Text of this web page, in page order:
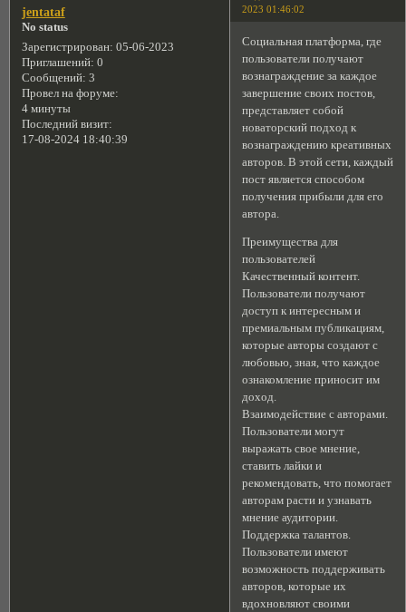
2023 01:46:02
jentataf
No status
Зарегистрирован: 05-06-2023
Приглашений: 0
Сообщений: 3
Провел на форуме:
4 минуты
Последний визит:
17-08-2024 18:40:39
Социальная платформа, где
пользователи получают
вознаграждение за каждое
завершение своих постов,
представляет собой
новаторский подход к
вознаграждению креативных
авторов. В этой сети, каждый
пост является способом
получения прибыли для его
автора.
Преимущества для
пользователей
Качественный контент.
Пользователи получают
доступ к интересным и
премиальным публикациям,
которые авторы создают с
любовью, зная, что каждое
ознакомление приносит им
доход.
Взаимодействие с авторами.
Пользователи могут
выражать свое мнение,
ставить лайки и
рекомендовать, что помогает
авторам расти и узнавать
мнение аудитории.
Поддержка талантов.
Пользователи имеют
возможность поддерживать
авторов, которые их
вдохновляют своими